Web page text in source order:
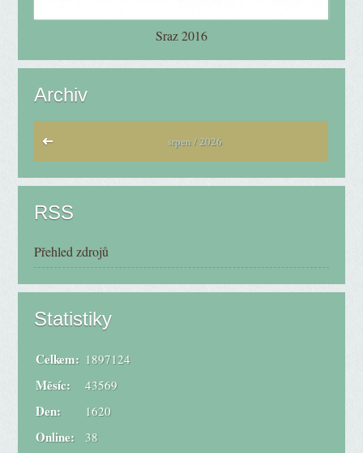
Sraz 2016
Archiv
srpen / 2026
RSS
Přehled zdrojů
Statistiky
Online: 38
Celkem: 1897124
Měsíc: 43569
Den: 1620